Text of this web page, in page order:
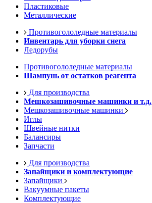
Пластиковые
Металлические
Противогололедные материалы
Инвентарь для уборки снега
Ледорубы
Противогололедные материалы
Шампунь от остатков реагента
Для производства
Мешкозашивочные машинки и т.д.
Мешкозашивочные машинки
Иглы
Швейные нитки
Балансиры
Запчасти
Для производства
Запайщики и комплектующие
Запайщики
Вакуумные пакеты
Комплектующие